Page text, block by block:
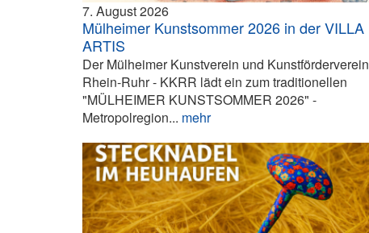
7. August 2026
Mülheimer Kunstsommer 2026 in der VILLA
ARTIS
Der Mülheimer Kunstverein und Kunstförderverein
Rhein-Ruhr - KKRR lädt ein zum traditionellen
"MÜLHEIMER KUNSTSOMMER 2026" -
Metropolregion... mehr